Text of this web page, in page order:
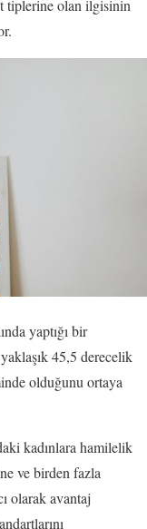
tiplerine olan ilgisinin
yaptığı bir
45,5 derecelik
olduğunu ortaya
kadınlara hamilelik
ve birden fazla
olarak avantaj